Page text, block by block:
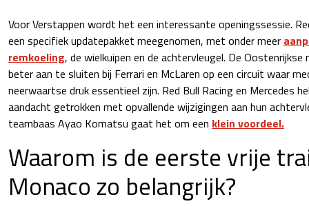
Voor Verstappen wordt het een interessante openingssessie.
een specifiek updatepakket meegenomen, met onder meer
remkoeling, de wielkuipen en de achtervleugel. De
beter aan te sluiten bij Ferrari en McLaren op een circuit waar
neerwaartse druk essentieel zijn. Red Bull Racing en Mercedes
aandacht getrokken met opvallende wijzigingen aan hun
teambaas Ayao Komatsu gaat het om een klein voordeel.
Waarom is de eerste vrije
Monaco zo belangrijk?